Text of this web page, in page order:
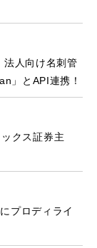
人向け名刺管
」とAPI連携！
クス証券主
プロディライ